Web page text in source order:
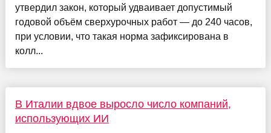
утвердил закон, который удваивает допустимый
годовой объём сверхурочных работ — до 240 часов,
при условии, что такая норма зафиксирована в
колл...
В Италии вдвое выросло число компаний,
использующих ИИ